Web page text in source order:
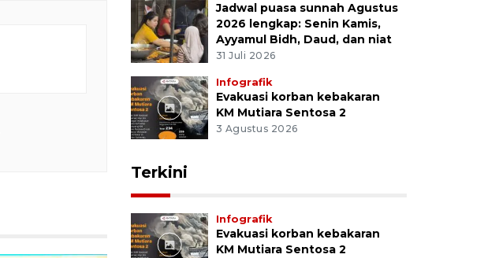
Jadwal puasa sunnah Agustus
2026 lengkap: Senin Kamis,
Ayyamul Bidh, Daud, dan niat
31 Juli 2026
Infografik
Evakuasi korban kebakaran
KM Mutiara Sentosa 2
3 Agustus 2026
Terkini
Infografik
Evakuasi korban kebakaran
KM Mutiara Sentosa 2